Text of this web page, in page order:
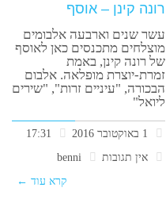
רונה קינן – אוסף
עשר שנים וארבעה אלבומים
מוצלחים מתכנסים כאן לאוסף
של רונה קינן, באמת
זמרת-יוצרת מופלאה. אלבום
הבכורה, "עיניים זרות", "שירים
ליואל"
אין תגובות
benni
קרא עוד ←